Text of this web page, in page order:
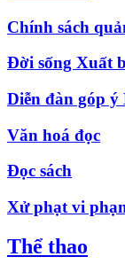
Chính sách
Đời sống Xuất
Diễn đàn góp
Văn hoá đọc
Đọc sách
Xử phạt vi
Thể thao